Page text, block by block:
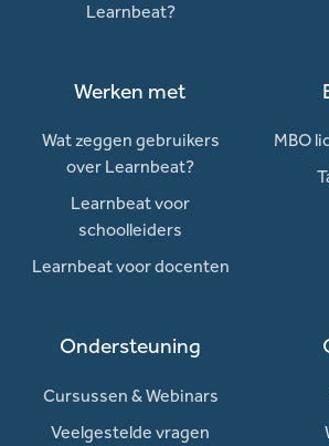
Learnbeat?
Werken met
Wat zeggen gebruikers
over Learnbeat?
Learnbeat voor
schoolleiders
Learnbeat voor docenten
MBO
Ondersteuning
Cursussen & Webinars
Veelgestelde vragen